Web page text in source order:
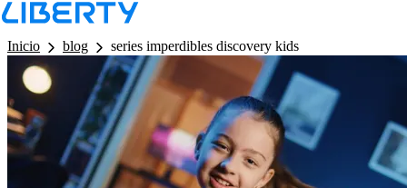
LB - Barra de Navegacion
Inicio
blog series imperdibles discovery kids